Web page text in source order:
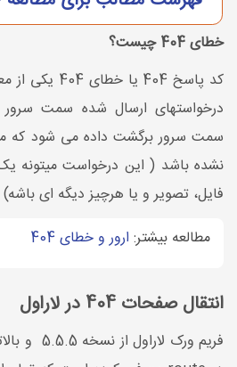
خطای 404 چیست؟
کد پاسخ 404
درخواستهای ارسال شده سمت
سمت سرور برگشت داده می شود که
فایل، تصویر و یا هرچیز دیگه ای باشه)
مطالعه بیشتر: ارور و خطای 404
انتقال صفحات 404 در لاراول